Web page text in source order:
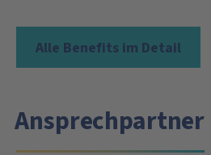
Alle Benefits im Detail
Ansprechpartner